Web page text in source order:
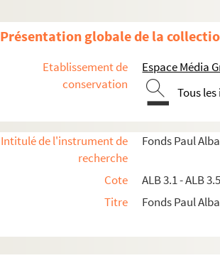
Présentation globale de la
Etablissement de
conservation
Espace Média
Tous
Intitulé de l'instrument de
recherche
Fonds Paul
Cote
ALB 3.1 - ALB
Titre
Fonds Paul